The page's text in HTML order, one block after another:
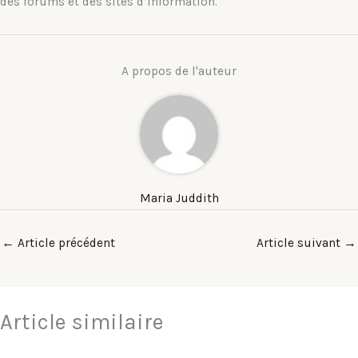
A propos de l'auteur
Maria Juddith
← Article précédent Article suivant →
Article similaire